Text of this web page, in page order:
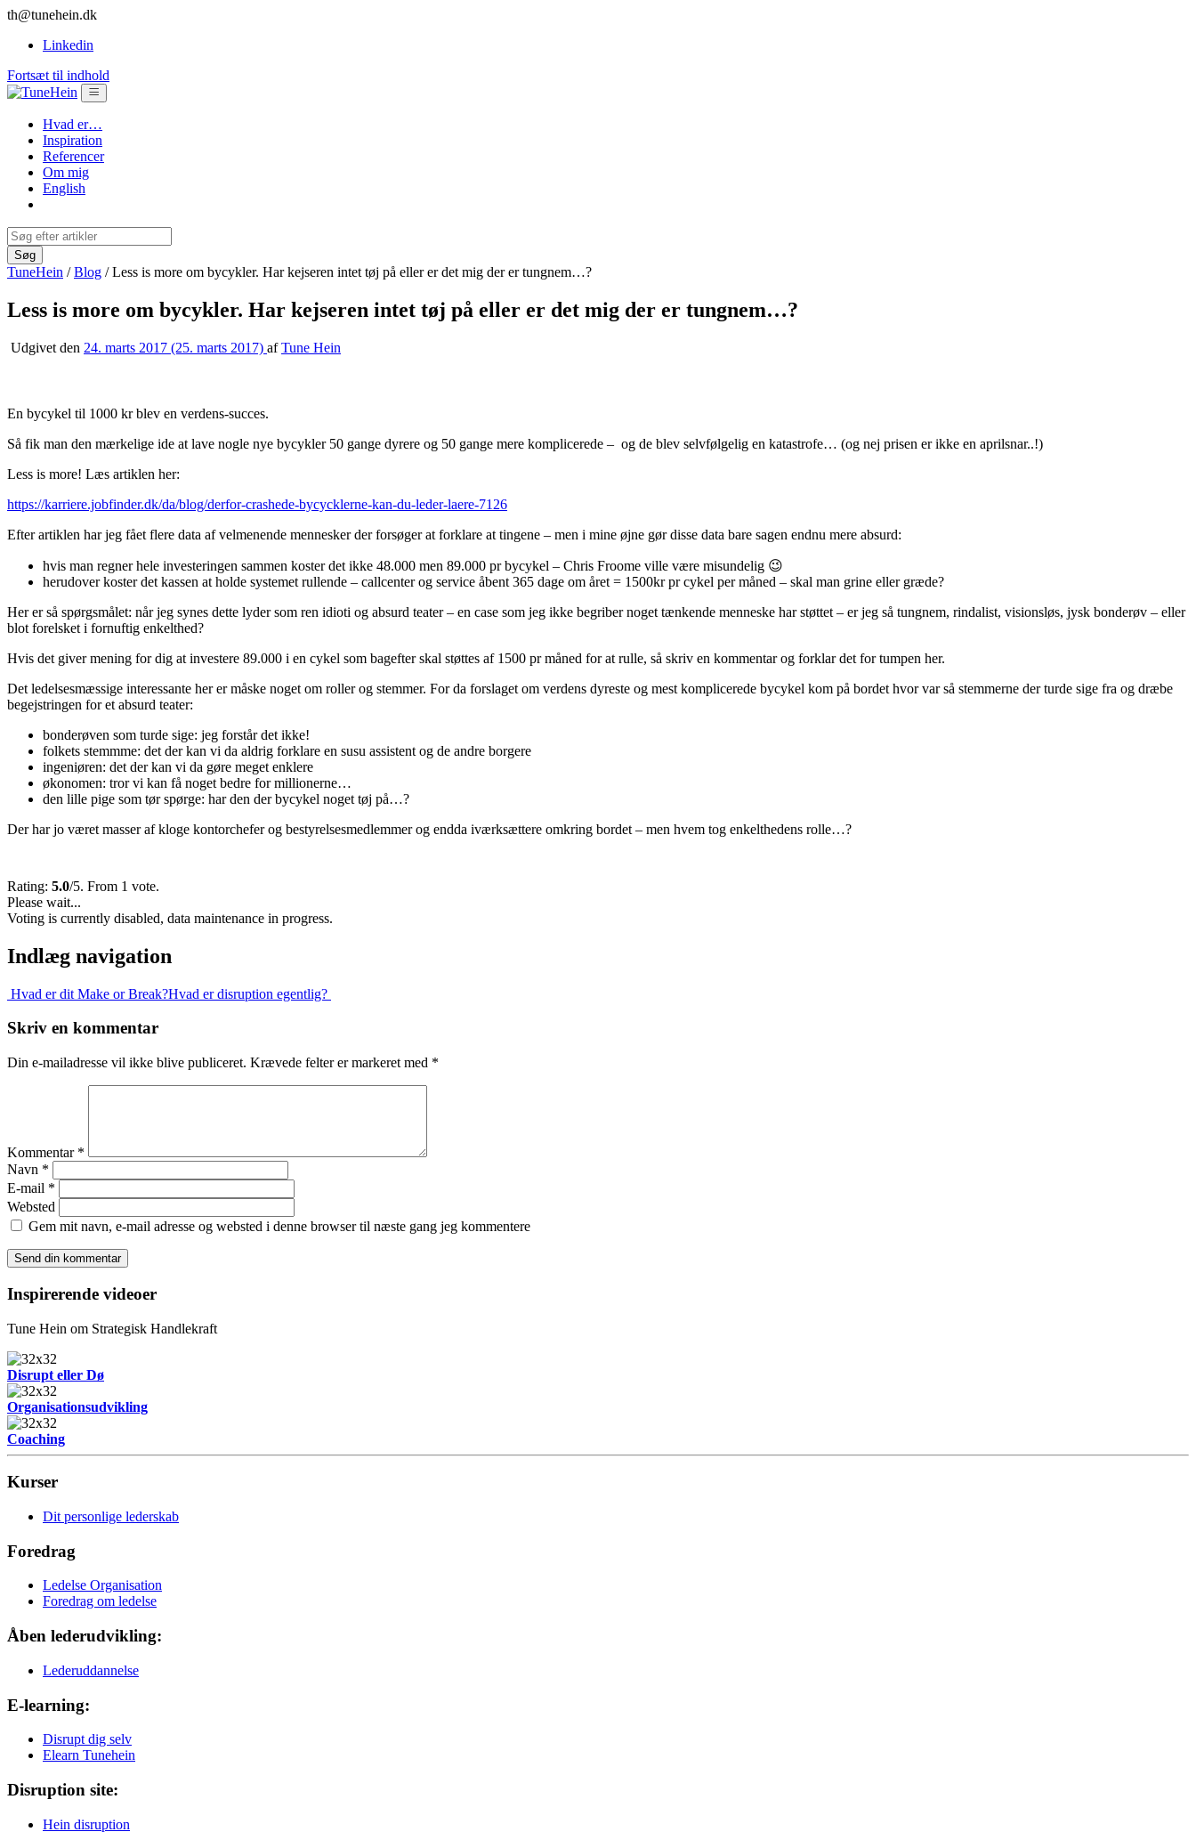
th@tunehein.dk
Linkedin
Fortsæt til indhold
Hvad er…
Inspiration
Referencer
Om mig
English
TuneHein /Blog /Less is more om bycykler. Har kejseren intet tøj på eller er det mig der er tungnem…?
Less is more om bycykler. Har kejseren intet tøj på eller er det mig der er tungnem…?
Udgivet den 24. marts 2017 (25. marts 2017) af Tune Hein
En bycykel til 1000 kr blev en verdens-succes.
Så fik man den mærkelige ide at lave nogle nye bycykler 50 gange dyrere og 50 gange mere komplicerede – og de blev selvfølgelig en katastrofe… (og nej prisen er ikke en aprilsnar..!)
Less is more! Læs artiklen her:
https://karriere.jobfinder.dk/da/blog/derfor-crashede-bycycklerne-kan-du-leder-laere-7126
Efter artiklen har jeg fået flere data af velmenende mennesker der forsøger at forklare at tingene – men i mine øjne gør disse data bare sagen endnu mere absurd:
hvis man regner hele investeringen sammen koster det ikke 48.000 men 89.000 pr bycykel – Chris Froome ville være misundelig 😉
herudover koster det kassen at holde systemet rullende – callcenter og service åbent 365 dage om året = 1500kr pr cykel per måned – skal man grine eller græde?
Her er så spørgsmålet: når jeg synes dette lyder som ren idioti og absurd teater – en case som jeg ikke begriber noget tænkende menneske har støttet – er jeg så tungnem, rindalist, visionsløs, jysk bonderøv – eller
blot forelsket i fornuftig enkelthed?
Hvis det giver mening for dig at investere 89.000 i en cykel som bagefter skal støttes af 1500 pr måned for at rulle, så skriv en kommentar og forklar det for tumpen her.
Det ledelsesmæssige interessante her er måske noget om roller og stemmer. For da forslaget om verdens dyreste og mest komplicerede bycykel kom på bordet hvor var så stemmerne der turde sige fra og dræbe
begejstringen for et absurd teater:
bonderøven som turde sige: jeg forstår det ikke!
folkets stemmme: det der kan vi da aldrig forklare en susu assistent og de andre borgere
ingeniøren: det der kan vi da gøre meget enklere
økonomen: tror vi kan få noget bedre for millionerne…
den lille pige som tør spørge: har den der bycykel noget tøj på…?
Der har jo været masser af kloge kontorchefer og bestyrelsesmedlemmer og endda iværksættere omkring bordet – men hvem tog enkelthedens rolle…?
Rating: 5.0/5. From 1 vote.
Please wait...
Voting is currently disabled, data maintenance in progress.
Indlæg navigation
Hvad er dit Make or Break?Hvad er disruption egentlig?
Skriv en kommentar
Din e-mailadresse vil ikke blive publiceret. Krævede felter er markeret med *
Kommentar *
Navn *
E-mail *
Websted
Gem mit navn, e-mail adresse og websted i denne browser til næste gang jeg kommentere
Inspirerende videoer
Tune Hein om Strategisk Handlekraft
Disrupt eller Dø
Organisationsudvikling
Coaching
Kurser
Dit personlige lederskab
Foredrag
Ledelse Organisation
Foredrag om ledelse
Åben lederudvikling:
Lederuddannelse
E-learning:
Disrupt dig selv
Elearn Tunehein
Disruption site:
Hein disruption